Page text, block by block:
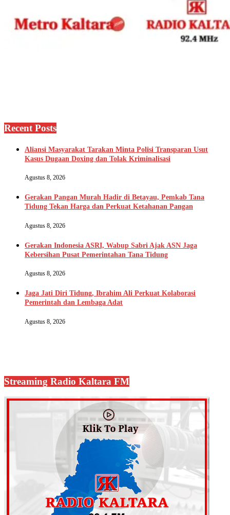
Recent Posts
Aliansi Masyarakat Tarakan Minta Polisi Transparan Usut
Kasus Dugaan Doxing dan Tolak Kriminalisasi
Agustus 8, 2026
Gerakan Pangan Murah Hadir di Betayau, Pemkab Tana
Tidung Tekan Harga dan Perkuat Ketahanan Pangan
Agustus 8, 2026
Gerakan Indonesia ASRI, Wabup Sabri Ajak ASN Jaga
Kebersihan Pusat Pemerintahan Tana Tidung
Agustus 8, 2026
Jaga Jati Diri Tidung, Ibrahim Ali Perkuat Kolaborasi
Pemerintah dan Lembaga Adat
Agustus 8, 2026
Streaming Radio Kaltara FM